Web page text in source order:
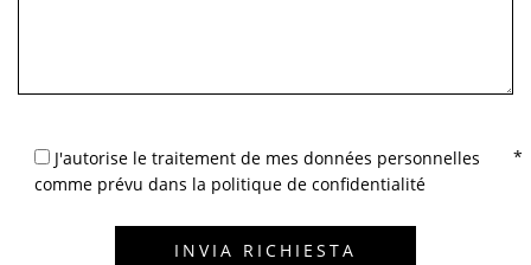
J'autorise le traitement de mes données personnelles
comme prévu dans la politique de confidentialité